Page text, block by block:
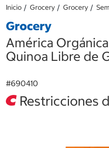
Inicio Grocery Grocery
Grocery
América
Quinoa Libre de
#690410
Restricciones